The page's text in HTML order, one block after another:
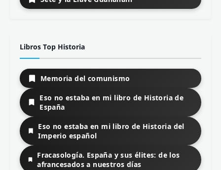
Libros Top Historia
Memoria del comunismo
Eso no estaba en mi libro de Historia de
España
Eso no estaba en mi libro de Historia del
Imperio español
Fracasología. España y sus élites: de los
afrancesados a nuestros días